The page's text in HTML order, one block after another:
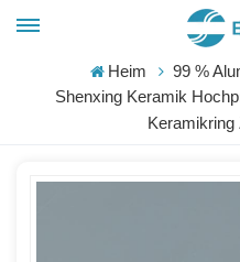
Heim
99 %
Shenxing Keramik
Keramikring